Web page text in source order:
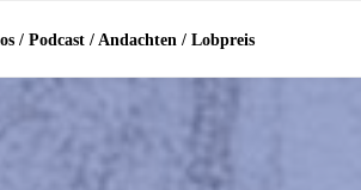
/ Podcast / Andachten / Lobpreis